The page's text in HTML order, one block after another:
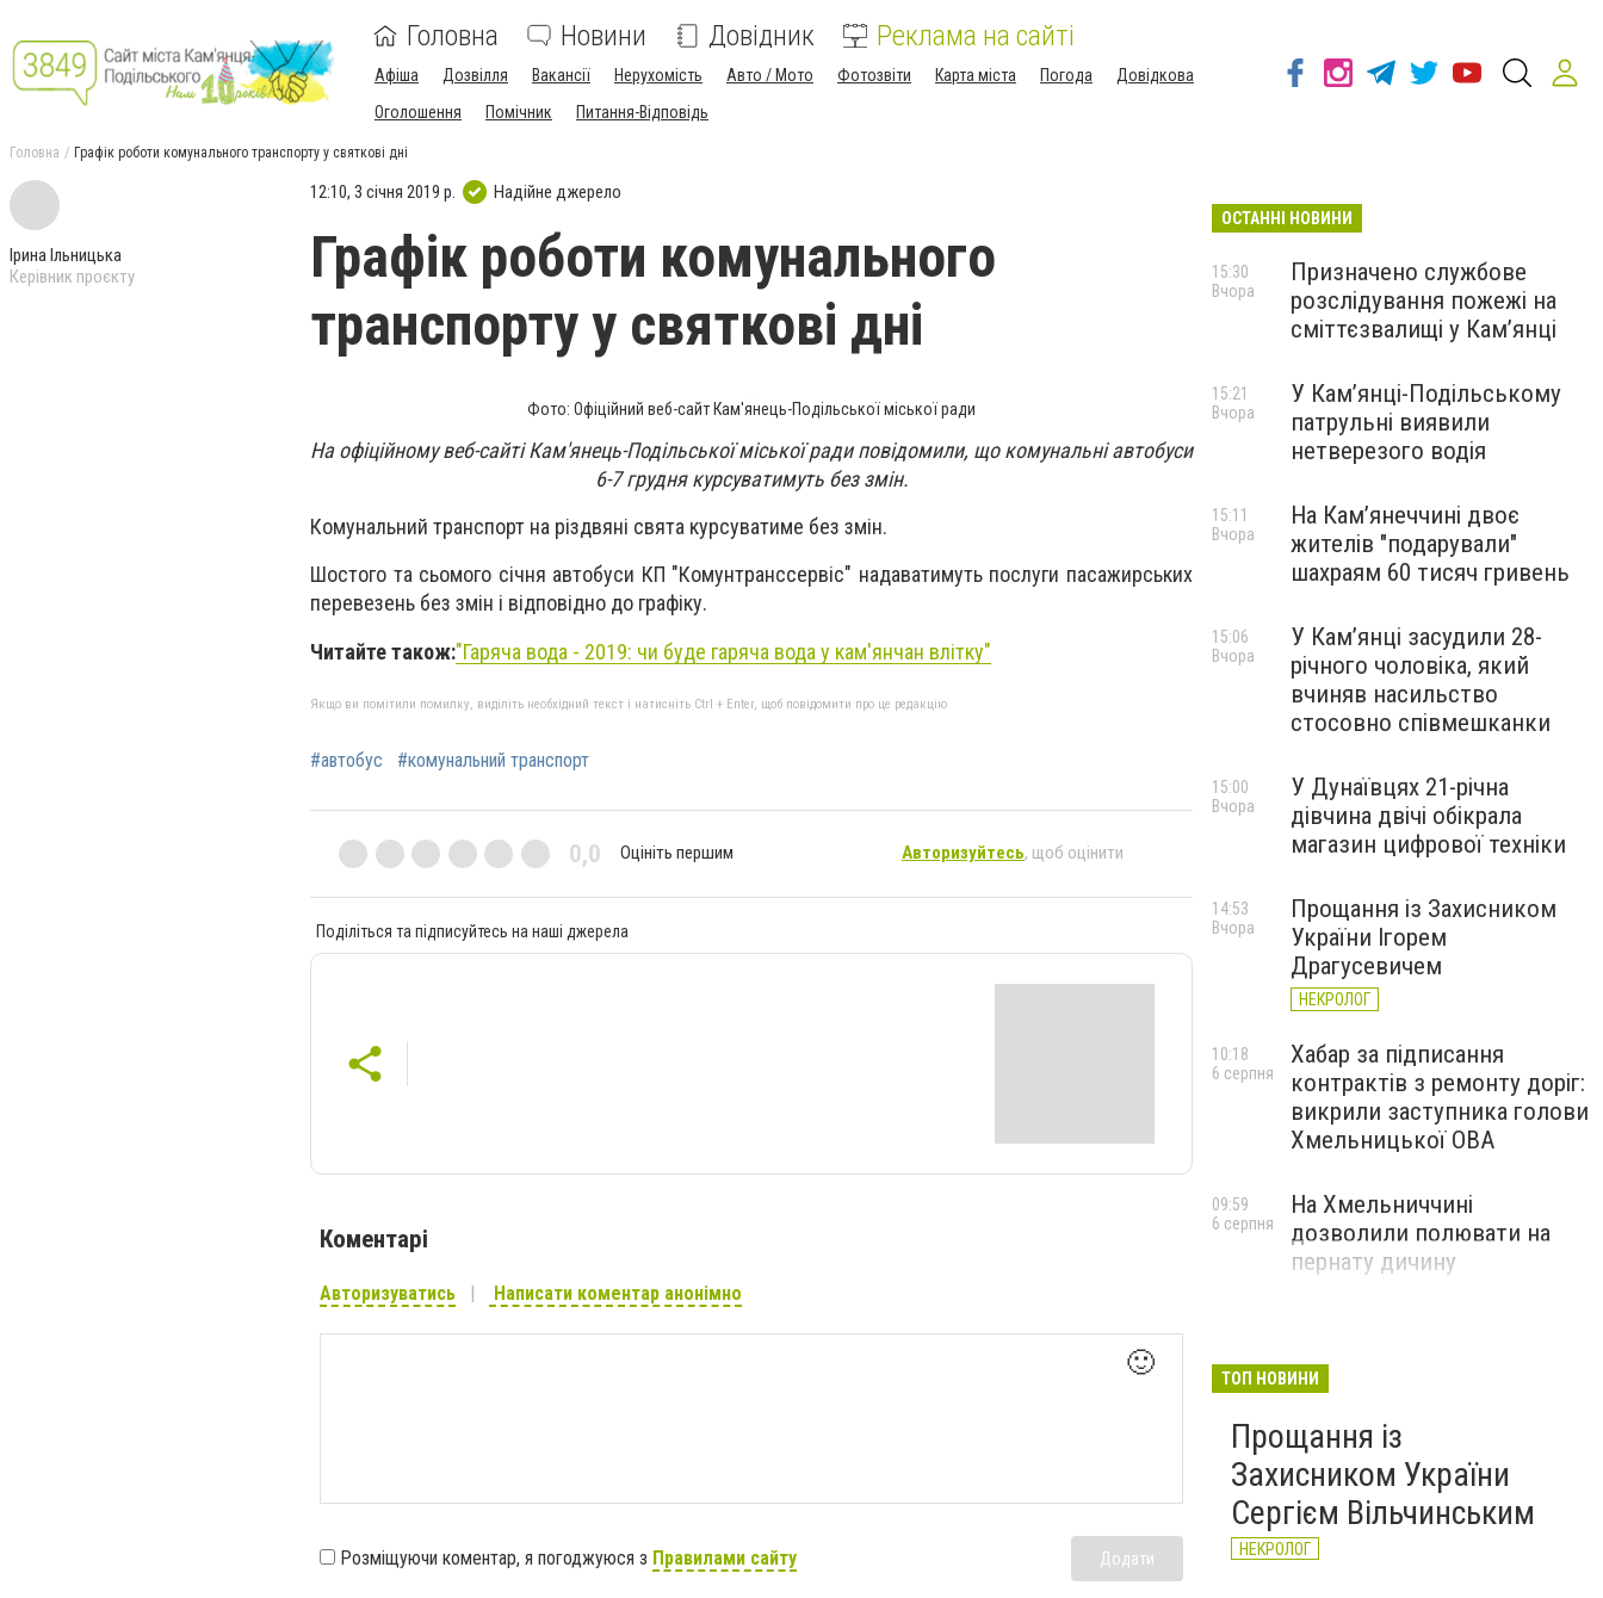
Головна Новини Довідник Реклама на сайті
Афіша Дозвілля Вакансії Нерухомість Авто / Мото Фотозвіти Карта міста Погода
Довідкова
Оголошення
Помічник Питання-Відповідь
Головна Графік роботи комунального транспорту у святкові дні
Ірина Ільницька
Керівник проєкту
12:10, 3 січня 2019 р. Надійне джерело
Графік роботи комунального
транспорту у святкові дні
Фото: Офіційний веб-сайт Кам'янець-Подільської міської ради
На офіційному веб-сайті Кам'янець-Подільської міської ради повідомили, що комунальні автобуси
6-7 грудня курсуватимуть без змін.
Комунальний транспорт на різдвяні свята курсуватиме без змін.
Шостого та сьомого січня автобуси КП "Комунтранссервіс" надаватимуть послуги пасажирських
перевезень без змін і відповідно до графіку.
Читайте також:"Гаряча вода - 2019: чи буде гаряча вода у кам'янчан влітку"
Якщо ви помітили помилку, виділіть необхідний текст і натисніть Ctrl + Enter, щоб повідомити про це редакцію
#автобус #комунальний транспорт
0,0 Оцініть першим Авторизуйтесь, щоб оцінити
Поділіться та підписуйтесь на наші джерела
Коментарі
Авторизуватись Написати коментар анонімно
🙂
Розміщуючи коментар, я погоджуюся з Правилами сайту Додати
ОСТАННІ НОВИНИ
Призначено службове
розслідування пожежі на
сміттєзвалищі у Кам’янці
15:30
Вчора
У Кам’янці-Подільському
патрульні виявили
нетверезого водія
15:21
Вчора
На Камʼянеччині двоє
жителів "подарували"
шахраям 60 тисяч гривень
15:11
Вчора
У Камʼянці засудили 28-
річного чоловіка, який
вчиняв насильство
стосовно співмешканки
15:06
Вчора
У Дунаївцях 21-річна
дівчина двічі обікрала
магазин цифрової техніки
15:00
Вчора
Прощання із Захисником
України Ігорем
Драгусевичем
НЕКРОЛОГ
14:53
Вчора
Хабар за підписання
контрактів з ремонту доріг:
викрили заступника голови
Хмельницької ОВА
10:18
6 серпня
На Хмельниччині
дозволили полювати на
пернату дичину
09:59
6 серпня
ТОП НОВИНИ
Прощання із
Захисником України
Сергієм Вільчинським
НЕКРОЛОГ